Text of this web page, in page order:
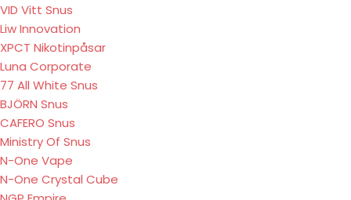
VID Vitt Snus
Liw Innovation
XPCT Nikotinpåsar
Luna Corporate
77 All White Snus
BJÖRN Snus
CAFERO Snus
Ministry Of Snus
N-One Vape
N-One Crystal Cube